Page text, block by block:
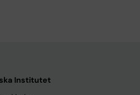
Institutet